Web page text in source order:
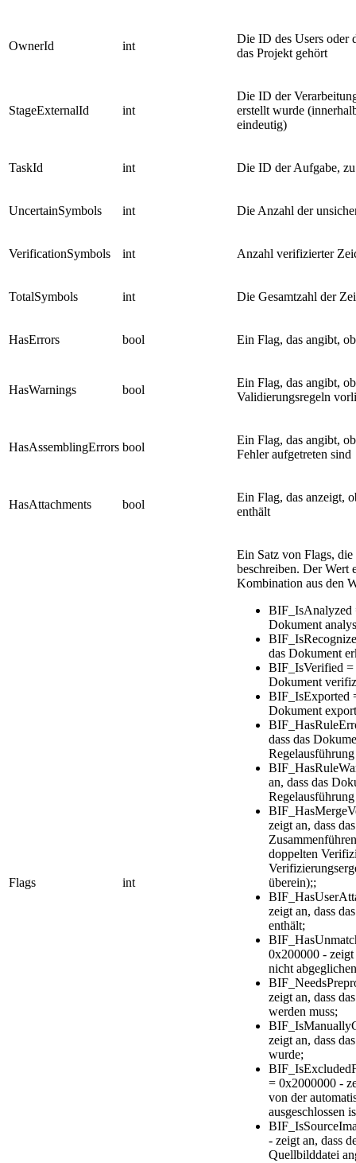
OwnerId int
Die ID des Users oder
das Projekt gehört
StageExternalId int
Die ID der
erstellt wurde
eindeutig)
TaskId int Die ID der Aufgabe,
UncertainSymbols int Die Anzahl der
VerificationSymbols int Anzahl verifizierter
TotalSymbols int Die Gesamtzahl der
HasErrors bool Ein Flag, das angibt,
HasWarnings bool
Ein Flag, das angibt,
Validierungsregeln
HasAssemblingErrors bool
Ein Flag, das angibt,
Fehler aufgetreten sind
HasAttachments bool
Ein Flag, das anzeigt,
enthält
Flags int
Ein Satz von Flags,
beschreiben. Der Wert
Kombination aus den
BIF_IsAnalyzed
Dokument
das Dokument
BIF_IsVerified =
Dokument
BIF_IsExported
Dokument
dass das
an, dass das
zeigt an, dass
doppelten
überein);;
zeigt an, dass
enthält;
0x200000 - zeigt
nicht
zeigt an, dass
werden muss;
zeigt an, dass
wurde;
= 0x2000000 -
von der
ausgeschlossen
- zeigt an, dass
Quellbilddatei